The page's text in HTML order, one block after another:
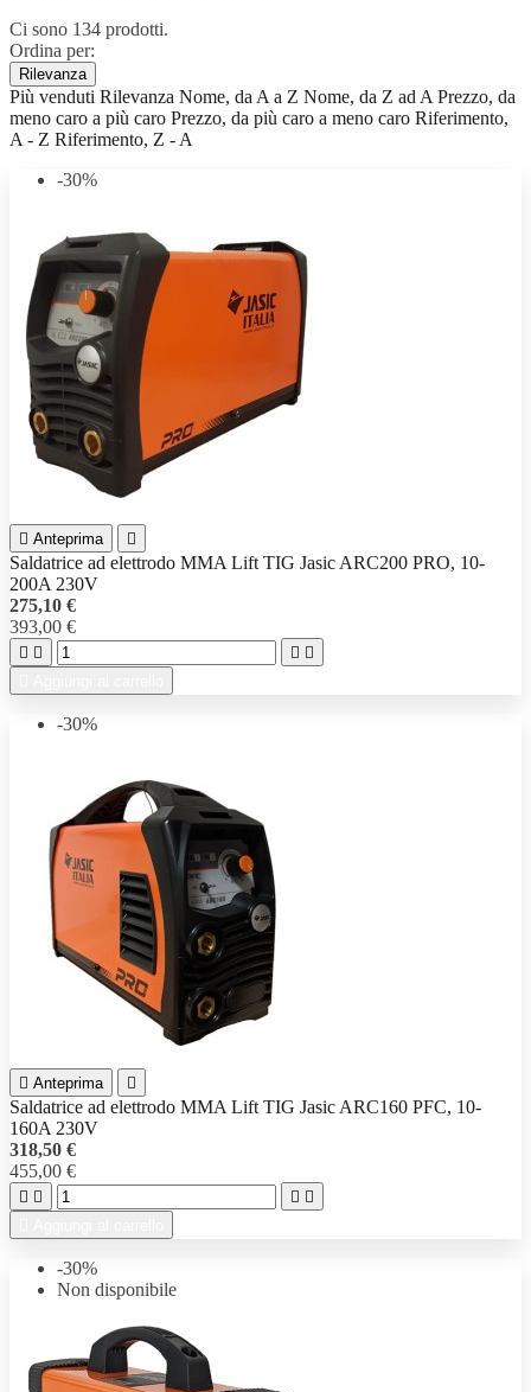
Ci sono 134 prodotti.
Ordina per:
Rilevanza
Più venduti Rilevanza Nome, da A a Z Nome, da Z ad A Prezzo, da
meno caro a più caro Prezzo, da più caro a meno caro Riferimento,
A - Z Riferimento, Z - A
-30%
 Anteprima 
Saldatrice ad elettrodo MMA Lift TIG Jasic ARC200 PRO, 10-
200A 230V
275,10 €
393,00 €
   
-30%
 Anteprima 
Saldatrice ad elettrodo MMA Lift TIG Jasic ARC160 PFC, 10-
160A 230V
318,50 €
455,00 €
   
-30%
Non disponibile